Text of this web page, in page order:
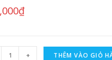
₫
+ THÊM VÀO GIỎ